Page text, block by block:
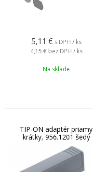
5,11 € s DPH / ks
4,15 € bez DPH / ks
Na sklade
TIP-ON adaptér priamy
krátky, 956.1201 šedý